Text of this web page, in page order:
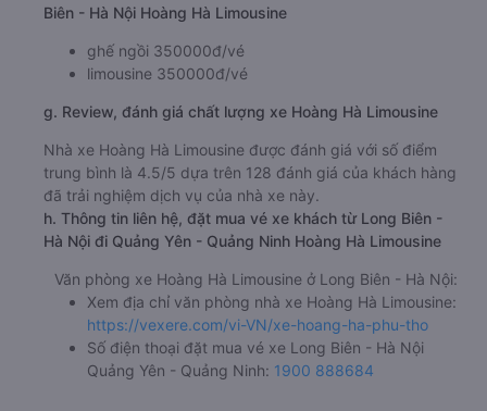
Biên - Hà Nội Hoàng Hà Limousine
ghế ngồi 350000đ/vé
limousine 350000đ/vé
g. Review, đánh giá chất lượng xe Hoàng Hà Limousine
Nhà xe Hoàng Hà Limousine được đánh giá với số điểm
trung bình là 4.5/5 dựa trên 128 đánh giá của khách hàng
đã trải nghiệm dịch vụ của nhà xe này.
h. Thông tin liên hệ, đặt mua vé xe khách từ Long Biên -
Hà Nội đi Quảng Yên - Quảng Ninh Hoàng Hà Limousine
Văn phòng xe Hoàng Hà Limousine ở Long Biên - Hà Nội:
Xem địa chỉ văn phòng nhà xe Hoàng Hà Limousine:
https://vexere.com/vi-VN/xe-hoang-ha-phu-tho
Số điện thoại đặt mua vé xe Long Biên - Hà Nội
Quảng Yên - Quảng Ninh: 1900 888684